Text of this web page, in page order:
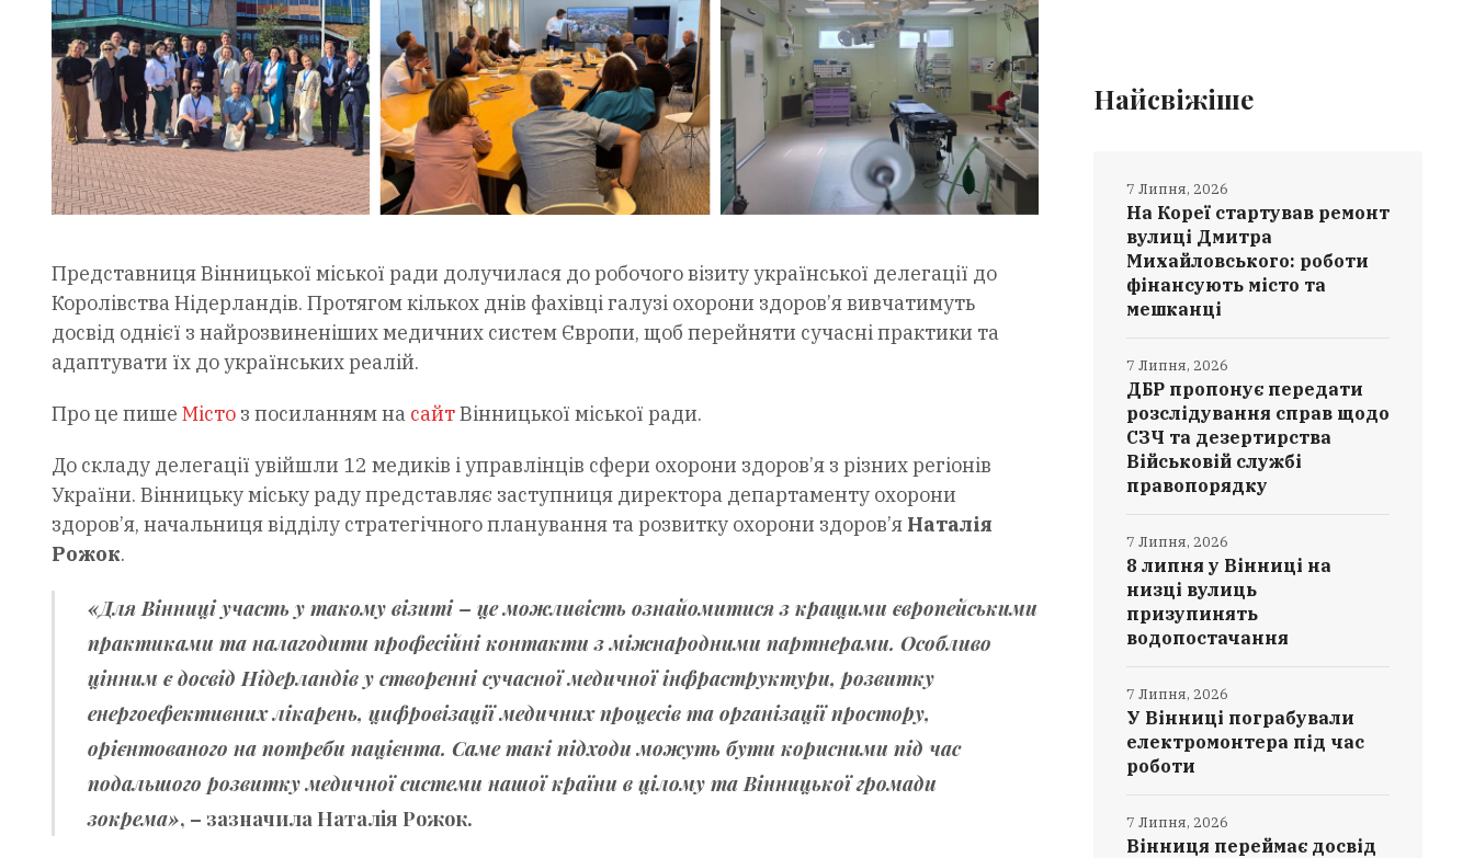
Представниця Вінницької міської ради долучилася до робочого візиту української делегації до
Королівства Нідерландів. Протягом кількох днів фахівці галузі охорони здоров’я вивчатимуть
досвід однієї з найрозвиненіших медичних систем Європи, щоб перейняти сучасні практики та
адаптувати їх до українських реалій.
Про це пише Місто з посиланням на сайтВінницької міської ради.
До складу делегації увійшли 12 медиків і управлінців сфери охорони здоров’я з різних регіонів
України. Вінницьку міську раду представляє заступниця директора департаменту охорони
здоров’я, начальниця відділу стратегічного планування та розвитку охорони здоров’я Наталія
Рожок.
«Для Вінниці участь у такому візиті – це можливість ознайомитися з кращими європейськими
практиками та налагодити професійні контакти з міжнародними партнерами. Особливо
цінним є досвід Нідерландів у створенні сучасної медичної інфраструктури, розвитку
енергоефективних лікарень, цифровізації медичних процесів та організації простору,
орієнтованого на потреби пацієнта. Саме такі підходи можуть бути корисними під час
подальшого розвитку медичної системи нашої країни в цілому та Вінницької громади
зокрема», – зазначила Наталія Рожок.
Найсвіжіше
На Кореї стартував ремонт
вулиці Дмитра
Михайловського: роботи
фінансують місто та
мешканці
7 Липня, 2026
ДБР пропонує передати
розслідування справ щодо
СЗЧ та дезертирства
Військовій службі
правопорядку
7 Липня, 2026
8 липня у Вінниці на
низці вулиць
призупинять
водопостачання
7 Липня, 2026
У Вінниці пограбували
електромонтера під час
роботи
7 Липня, 2026
Вінниця переймає досвід
7 Липня, 2026